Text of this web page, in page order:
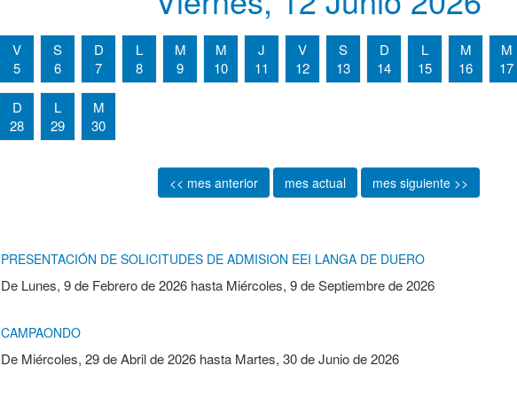
V
5
S
6
D
7
L
8
M
9
M
10
J
11
V
12
S
13
D
14
L
15
M
16
M
17
D
28
L
29
M
30
<< mes anterior mes actual mes siguiente >>
PRESENTACIÓN DE SOLICITUDES DE ADMISION EEI LANGA DE DUERO
De Lunes, 9 de Febrero de 2026hasta Miércoles, 9 de Septiembre de 2026
CAMPAONDO
De Miércoles, 29 de Abril de 2026hasta Martes, 30 de Junio de 2026